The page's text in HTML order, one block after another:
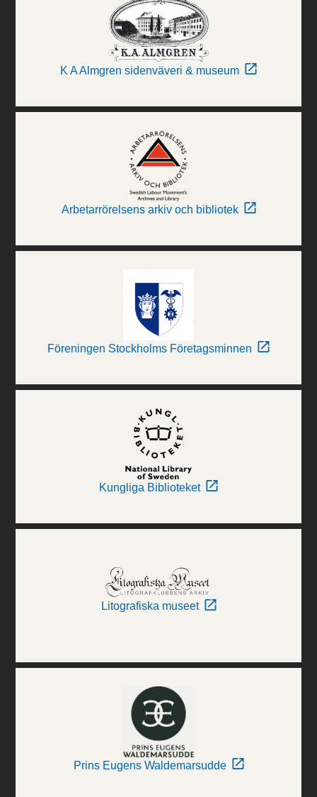
K A Almgren sidenväveri & museum
Arbetarrörelsens arkiv och bibliotek
Föreningen Stockholms Företagsminnen
Kungliga Biblioteket
Litografiska museet
Prins Eugens Waldemarsudde